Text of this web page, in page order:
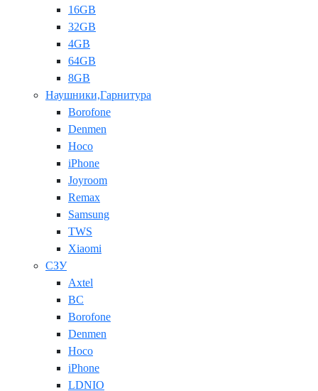
16GB
32GB
4GB
64GB
8GB
Наушники,Гарнитура
Borofone
Denmen
Hoco
iPhone
Joyroom
Remax
Samsung
TWS
Xiaomi
СЗУ
Axtel
BC
Borofone
Denmen
Hoco
iPhone
LDNIO